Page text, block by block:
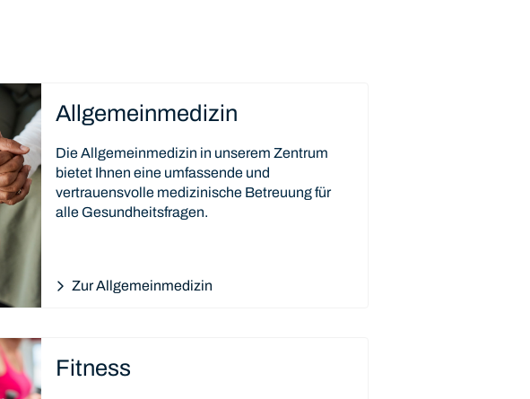
Allgemeinmedizin
Die Allgemeinmedizin in unserem Zentrum
bietet Ihnen eine umfassende und
vertrauensvolle medizinische Betreuung für
alle Gesundheitsfragen.
Zur Allgemeinmedizin
Fitness